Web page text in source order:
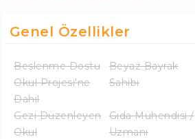
Genel Özellikler
Beslenme Dostu
Okul Projesi'ne
Dahil
Beyaz Bayrak
Sahibi
Gezi Düzenleyen
Okul
Gıda Mühendisi /
Uzmanı